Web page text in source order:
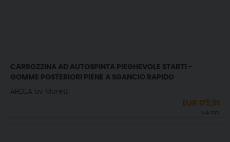
CARROZZINA AD AUTOSPINTA PIEGHEVOLE START1 -
GOMME POSTERIORI PIENE A SGANCIO RAPIDO
ARDEA by Moretti
EUR175,91
IVA incl.